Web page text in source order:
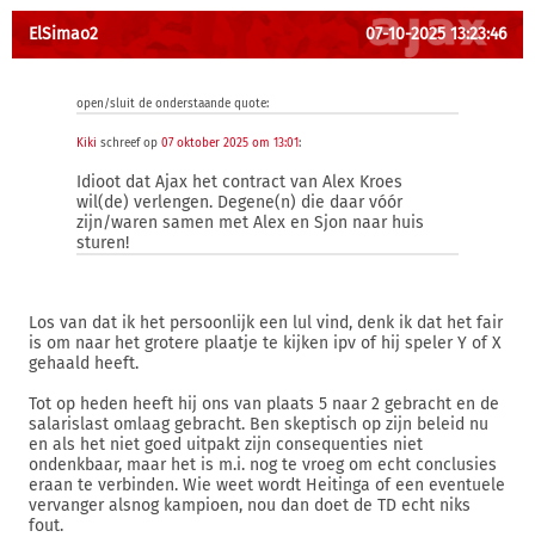
ElSimao2 07-10-2025 13:23:46
open/sluit de onderstaande quote:
Kiki schreef op 07 oktober 2025 om 13:01:
Idioot dat Ajax het contract van Alex Kroes
wil(de) verlengen. Degene(n) die daar vóór
zijn/waren samen met Alex en Sjon naar huis
sturen!
Los van dat ik het persoonlijk een lul vind, denk ik dat het fair
is om naar het grotere plaatje te kijken ipv of hij speler Y of X
gehaald heeft.
Tot op heden heeft hij ons van plaats 5 naar 2 gebracht en de
salarislast omlaag gebracht. Ben skeptisch op zijn beleid nu
en als het niet goed uitpakt zijn consequenties niet
ondenkbaar, maar het is m.i. nog te vroeg om echt conclusies
eraan te verbinden. Wie weet wordt Heitinga of een eventuele
vervanger alsnog kampioen, nou dan doet de TD echt niks
fout.